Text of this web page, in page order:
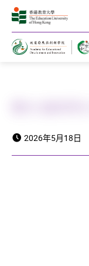
2026年5月18日